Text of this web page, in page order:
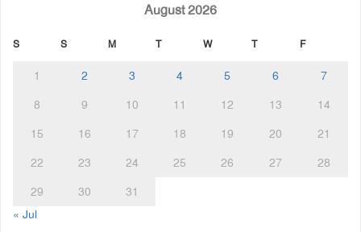
August 2026
S S M T W T F
1 2 3 4 5 6
7
8
9 10 11 12 13
14
15
16 17 18 19 20
21
22
23 24 25 26 27
28
29
30
31
« Jul